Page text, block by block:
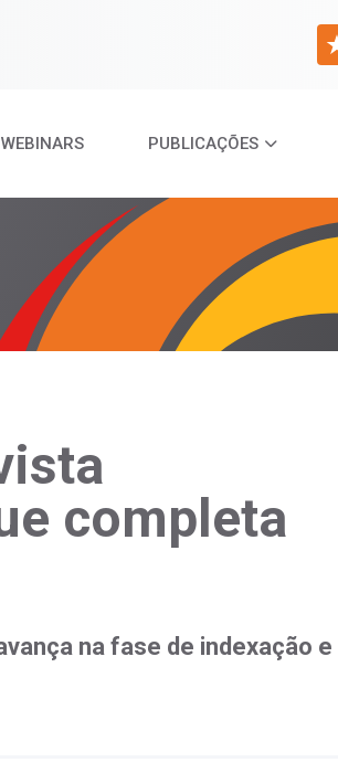
WEBINARS PUBLICAÇÕES
completa
na fase de indexação e